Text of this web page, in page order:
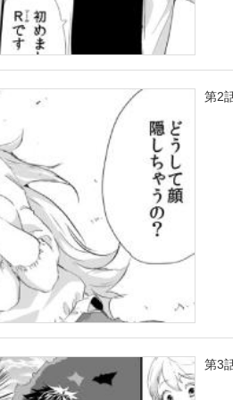
第2
第3